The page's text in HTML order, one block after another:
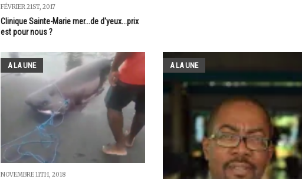
FÉVRIER 21ST, 2017
Clinique Sainte-Marie mer...de d'yeux...prix
est pour nous ?
A LA UNE
NOVEMBRE 11TH, 2018
A LA UNE